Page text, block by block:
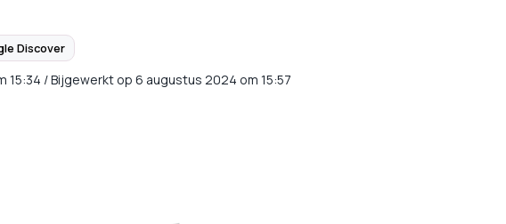
Discover
15:34 /Bijgewerkt op 6 augustus 2024 om 15:57